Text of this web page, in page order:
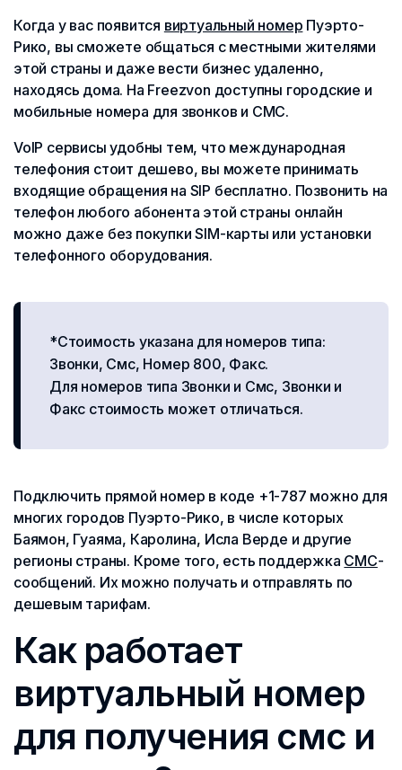
Когда у вас появится виртуальный номер Пуэрто-
Рико, вы сможете общаться с местными жителями
этой страны и даже вести бизнес удаленно,
находясь дома. На Freezvon доступны городские и
мобильные номера для звонков и СМС.
VoIP сервисы удобны тем, что международная
телефония стоит дешево, вы можете принимать
входящие обращения на SIP бесплатно. Позвонить на
телефон любого абонента этой страны онлайн
можно даже без покупки SIM-карты или установки
телефонного оборудования.
*Стоимость указана для номеров типа:
Звонки, Смс, Номер 800, Факс.
Для номеров типа Звонки и Смс, Звонки и
Факс стоимость может отличаться.
Подключить прямой номер в коде +1-787 можно для
многих городов Пуэрто-Рико, в числе которых
Баямон, Гуаяма, Каролина, Исла Верде и другие
регионы страны. Кроме того, есть поддержка СМС-
сообщений. Их можно получать и отправлять по
дешевым тарифам.
Как работает
виртуальный номер
для получения смс и